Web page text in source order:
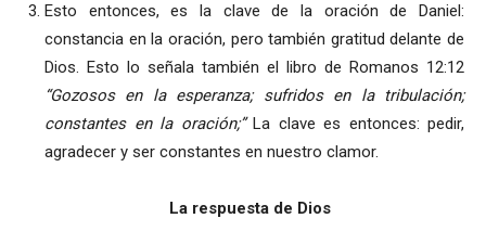
Esto entonces, es la clave de la oración de Daniel:
constancia en la oración, pero también gratitud delante de
Dios. Esto lo señala también el libro de Romanos 12:12
“Gozosos en la esperanza; sufridos en la tribulación;
constantes en la oración;”La clave es entonces: pedir,
agradecer y ser constantes en nuestro clamor.
La respuesta de Dios